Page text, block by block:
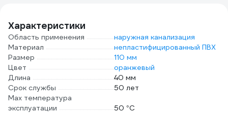
Характеристики
Область применения
наружная канализация
Материал
непластифицированный ПВХ
Размер
110 мм
Цвет
оранжевый
Длина
40 мм
Срок службы
50 лет
Max температура
эксплуатации
50 °С